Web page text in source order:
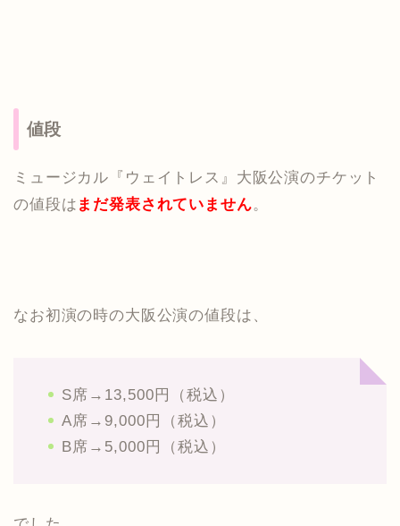
値段
ミュージカル『ウェイトレス』大阪公演のチケット
の値段は まだ発表されていません。
なお初演の時の大阪公演の値段は、
S席→13,500円（税込）
A席→9,000円（税込）
B席→5,000円（税込）